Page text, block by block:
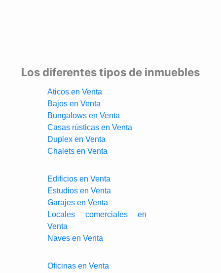
Los diferentes tipos de inmuebles
Aticos en Venta
Bajos en Venta
Bungalows en Venta
Casas rústicas en Venta
Duplex en Venta
Chalets en Venta
Edificios en Venta
Estudios en Venta
Garajes en Venta
Locales comerciales en
Venta
Naves en Venta
Oficinas en Venta